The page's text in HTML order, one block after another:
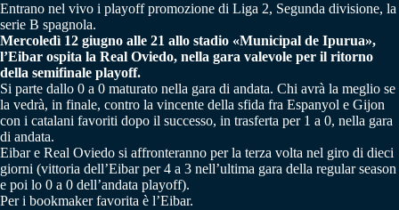
Entrano nel vivo i playoff promozione di Liga 2, Segunda divisione, la
serie B spagnola.
Mercoledì 12 giugno alle 21 allo stadio «Municipal de Ipurua»,
l’Eibar ospita la Real Oviedo, nella gara valevole per il ritorno
della semifinale playoff.
Si parte dallo 0 a 0 maturato nella gara di andata. Chi avrà la meglio se
la vedrà, in finale, contro la vincente della sfida fra Espanyol e Gijon
con i catalani favoriti dopo il successo, in trasferta per 1 a 0, nella gara
di andata.
Eibar e Real Oviedo si affronteranno per la terza volta nel giro di dieci
giorni (vittoria dell’Eibar per 4 a 3 nell’ultima gara della regular season
e poi lo 0 a 0 dell’andata playoff).
Per i bookmaker favorita è l’Eibar.